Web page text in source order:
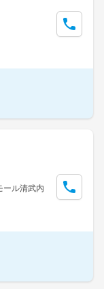
ール清武内